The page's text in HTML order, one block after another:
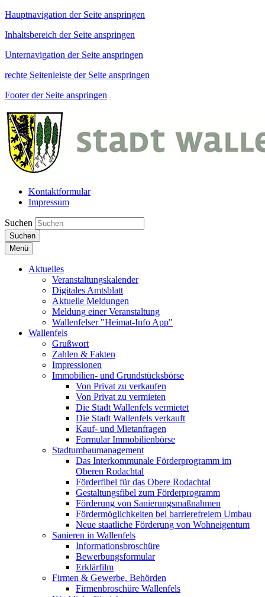
Hauptnavigation der Seite anspringen
Inhaltsbereich der Seite anspringen
Unternavigation der Seite anspringen
rechte Seitenleiste der Seite anspringen
Footer der Seite anspringen
Kontaktformular
Impressum
Suchen
Suchen
Menü
Aktuelles
Veranstaltungskalender
Digitales Amtsblatt
Aktuelle Meldungen
Meldung einer Veranstaltung
Wallenfelser "Heimat-Info App"
Wallenfels
Grußwort
Zahlen & Fakten
Impressionen
Immobilien- und Grundstücksbörse
Von Privat zu verkaufen
Von Privat zu vermieten
Die Stadt Wallenfels vermietet
Die Stadt Wallenfels verkauft
Kauf- und Mietanfragen
Formular Immobilienbörse
Stadtumbaumanagement
Das Interkommunale Förderprogramm im
Oberen Rodachtal
Förderfibel für das Obere Rodachtal
Gestaltungsfibel zum Förderprogramm
Förderung von Sanierungsmaßnahmen
Fördermöglichkeiten bei barrierefreiem Umbau
Neue staatliche Förderung von Wohneigentum
Sanieren in Wallenfels
Informationsbroschüre
Bewerbungsformular
Erklärfilm
Firmen & Gewerbe, Behörden
Firmenbroschüre Wallenfels